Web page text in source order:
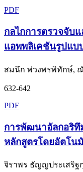
PDF
กลไกการตรวจจับ
แอพพลิเคชันรูปแบ
สมนึก พ่วงพรพิทักษ์,
632-642
PDF
การพัฒนาอัลกอริทึ
หลักสูตรโดยอัตโน
จิราพร ธัญญประเสริฐ